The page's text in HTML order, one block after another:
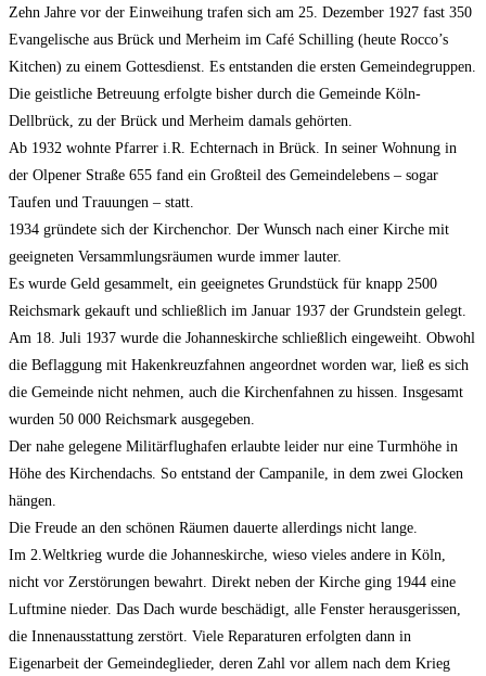
Zehn Jahre vor der Einweihung trafen sich am 25. Dezember 1927 fast 350
Evangelische aus Brück und Merheim im Café Schilling (heute Rocco’s
Kitchen) zu einem Gottesdienst. Es entstanden die ersten Gemeindegruppen.
Die geistliche Betreuung erfolgte bisher durch die Gemeinde Köln-
Dellbrück, zu der Brück und Merheim damals gehörten.
Ab 1932 wohnte Pfarrer i.R. Echternach in Brück. In seiner Wohnung in
der Olpener Straße 655 fand ein Großteil des Gemeindelebens – sogar
Taufen und Trauungen – statt.
1934 gründete sich der Kirchenchor. Der Wunsch nach einer Kirche mit
geeigneten Versammlungsräumen wurde immer lauter.
Es wurde Geld gesammelt, ein geeignetes Grundstück für knapp 2500
Reichsmark gekauft und schließlich im Januar 1937 der Grundstein gelegt.
Am 18. Juli 1937 wurde die Johanneskirche schließlich eingeweiht. Obwohl
die Beflaggung mit Hakenkreuzfahnen angeordnet worden war, ließ es sich
die Gemeinde nicht nehmen, auch die Kirchenfahnen zu hissen. Insgesamt
wurden 50 000 Reichsmark ausgegeben.
Der nahe gelegene Militärflughafen erlaubte leider nur eine Turmhöhe in
Höhe des Kirchendachs. So entstand der Campanile, in dem zwei Glocken
hängen.
Die Freude an den schönen Räumen dauerte allerdings nicht lange.
Im 2.Weltkrieg wurde die Johanneskirche, wieso vieles andere in Köln,
nicht vor Zerstörungen bewahrt. Direkt neben der Kirche ging 1944 eine
Luftmine nieder. Das Dach wurde beschädigt, alle Fenster herausgerissen,
die Innenausstattung zerstört. Viele Reparaturen erfolgten dann in
Eigenarbeit der Gemeindeglieder, deren Zahl vor allem nach dem Krieg